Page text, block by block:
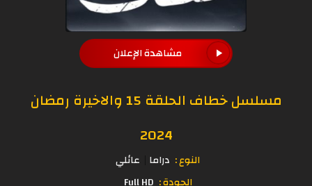
مشاهدة الإعلان
مسلسل خطاف الحلقة 15 والاخيرة رمضان
2024
النوع : دراما عائلي